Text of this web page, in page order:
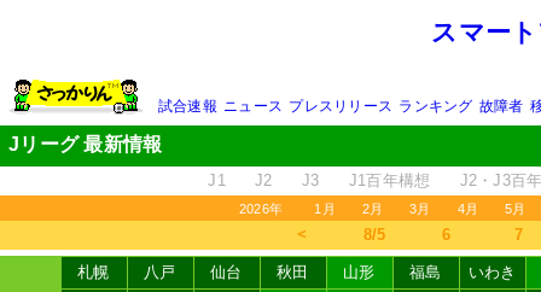
スマー
試合速報 ニュース プレスリリース ランキング 故障者
Jリーグ 最新情報
J1 J2 J3 J1百年構想 J2・J3百
2026年 1月 2月 3月 4月 5月
＜ 8/5 6 7
札幌 八戸 仙台 秋田 山形 福島
いわき